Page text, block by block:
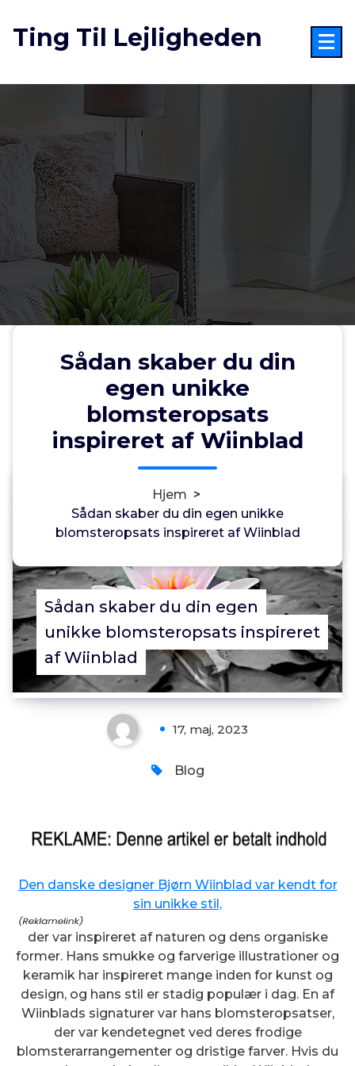
indhold
Ting Til Lejligheden
Sådan skaber du din
egen unikke
blomsteropsats
inspireret af Wiinblad
Hjem >
Sådan skaber du din egen unikke
blomsteropsats inspireret af Wiinblad
Sådan skaber du din egen
unikke blomsteropsats inspireret
af Wiinblad
17, maj, 2023
Blog
Den danske designer Bjørn Wiinblad var kendt for
sin unikke stil,
der var inspireret af naturen og dens organiske
former. Hans smukke og farverige illustrationer og
keramik har inspireret mange inden for kunst og
design, og hans stil er stadig populær i dag. En af
Wiinblads signaturer var hans blomsteropsatser,
der var kendetegnet ved deres frodige
blomsterarrangementer og dristige farver. Hvis du